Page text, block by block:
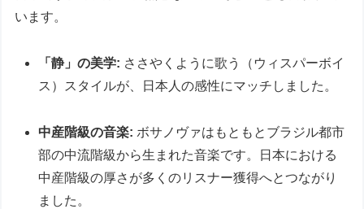
います。
「静」の美学: ささやくように歌う（ウィスパーボイ
ス）スタイルが、日本人の感性にマッチしました。
中産階級の音楽: ボサノヴァはもともとブラジル都市
部の中流階級から生まれた音楽です。日本における
中産階級の厚さが多くのリスナー獲得へとつながり
ました。